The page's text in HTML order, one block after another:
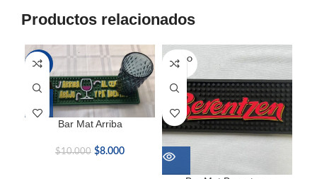
Productos relacionados
-20%
Bar Mat Arriba
$10.000 $8.000
SOLD O
UT